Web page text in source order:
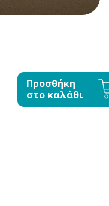
Προσθήκη
στο καλάθι